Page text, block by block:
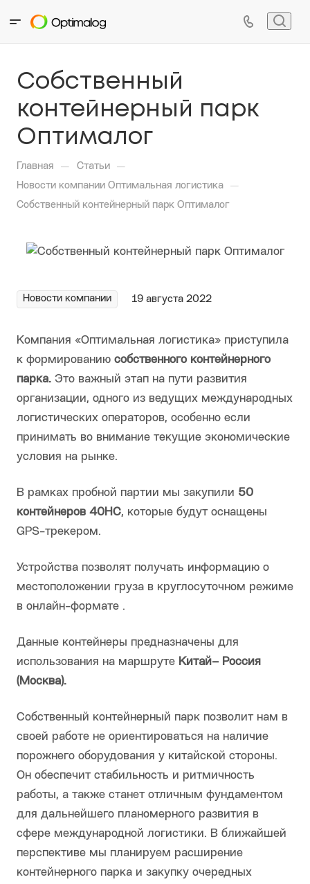
Собственный
контейнерный парк
Оптималог
Главная — Статьи —
Новости компании Оптимальная логистика —
Собственный контейнерный парк Оптималог
Новости компании 19 августа 2022
Компания «Оптимальная логистика» приступила
к формированию собственного контейнерного
парка. Это важный этап на пути развития
организации, одного из ведущих международных
логистических операторов, особенно если
принимать во внимание текущие экономические
условия на рынке.
В рамках пробной партии мы закупили 50
контейнеров 40НС, которые будут оснащены
GPS-трекером.
Устройства позволят получать информацию о
местоположении груза в круглосуточном режиме
в онлайн-формате .
Данные контейнеры предназначены для
использования на маршруте Китай– Россия
(Москва).
Собственный контейнерный парк позволит нам в
своей работе не ориентироваться на наличие
порожнего оборудования у китайской стороны.
Он обеспечит стабильность и ритмичность
работы, а также станет отличным фундаментом
для дальнейшего планомерного развития в
сфере международной логистики. В ближайшей
перспективе мы планируем расширение
контейнерного парка и закупку очередных